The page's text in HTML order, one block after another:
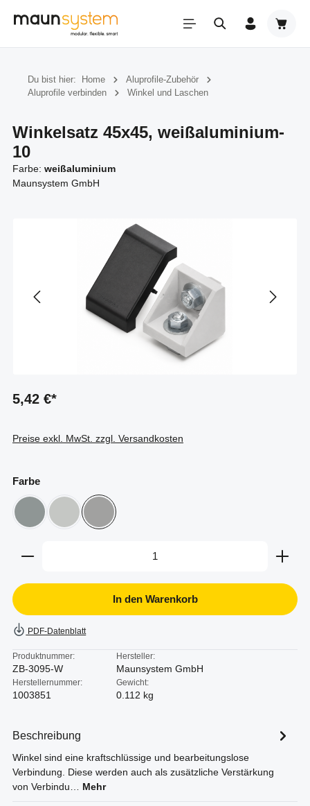
Zum Hauptinhalt springen
Du bist hier: Home
Aluprofile-Zubehör
Aluprofile verbinden
Winkel und Laschen
Winkelsatz 45x45, weißaluminium-
10
Farbe: weißaluminium
Maunsystem GmbH
5,42 €*
Preise exkl. MwSt. zzgl. Versandkosten
Farbeauswählen
Aluminium natur
grau weißaluminium
Produkt Anzahl: Gib den gewünschten Wert ein
In den Warenkorb
PDF-Datenblatt
Produktnummer:
ZB-3095-W
Hersteller:
Maunsystem GmbH
Herstellernummer:
1003851
Gewicht:
0.112 kg
Beschreibung
Winkel sind eine kraftschlüssige und bearbeitungslose
Verbindung. Diese werden auch als zusätzliche Verstärkung
von Verbindu… Mehr